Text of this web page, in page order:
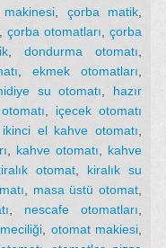
çorba matik
,çorba otomatları ,çorba
dondurma otomatı
,ekmek otomatları
su otomatı
hazır
içecek otomatı
ikinci el kahve otomatı
kahve otomatı
kahve
otomat, kiralık su
masa üstü otomat
nescafe otomatları
otomat makiesi